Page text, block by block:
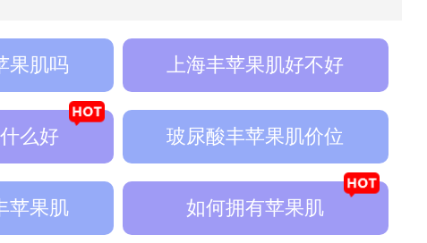
果肌吗 上海丰苹果肌好不好
么好 玻尿酸丰苹果肌价位
苹果肌 如何拥有苹果肌